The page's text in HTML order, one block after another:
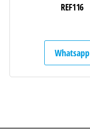
REF116
Whatsapp